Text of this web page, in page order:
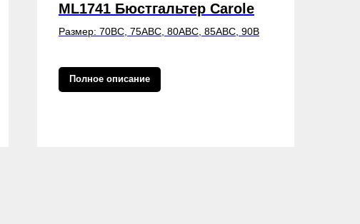
ML1741 Бюстгальтер Carole
Размер: 70BC, 75ABC, 80ABC, 85ABC, 90B
Полное описание